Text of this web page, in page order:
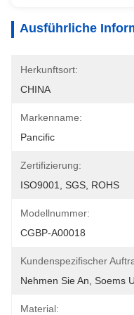
Ausführliche
Herkunftsort:
CHINA
Markenname:
Pancific
Zertifizierung:
ISO9001, SGS, ROHS
Modellnummer:
CGBP-A00018
Kundenspezifischer
Nehmen Sie An, Soems
Material: